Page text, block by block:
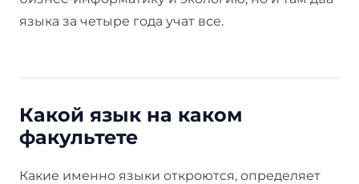
языка за четыре года учат все.
Какой язык на каком
факультете
Какие именно языки откроются, определяет